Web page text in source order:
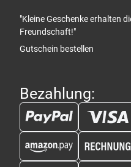
"Kleine Geschenke erhalten
Freundschaft!"
Gutschein bestellen
Bezahlung: